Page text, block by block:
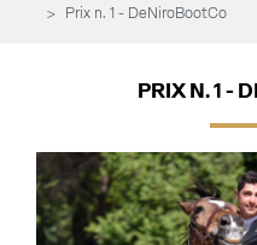
Prix n. 1 - DeNiroBootCo
PRIX N. 1 -